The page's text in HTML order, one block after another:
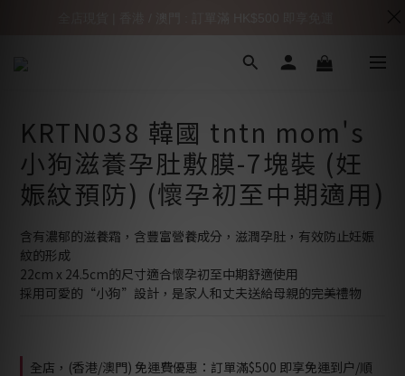
KRTN038 韓國 tntn mom's
小狗滋養孕肚敷膜-7塊裝 (妊
娠紋預防) (懷孕初至中期適用)
含有濃郁的滋養霜，含豐富營養成分，滋潤孕肚，有效防止妊娠
紋的形成
22cm x 24.5cm的尺寸適合懷孕初至中期舒適使用
採用可愛的“小狗”設計，是家人和丈夫送給母親的完美禮物
全店，(香港/澳門) 免運費優惠：訂單滿$500 即享免運到户/順